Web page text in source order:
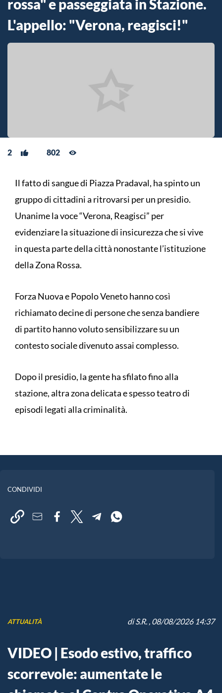
rossa" e passeggiata in Stazione.
L'appello: "Verona, reagisci!"
2 802
Il fatto di sangue di Piazza Pradaval, ha spinto un
gruppo di cittadini a ritrovarsi per un presidio.
Unanime la voce “Verona, Reagisci” per
evidenziare la situazione di insicurezza che si vive
in questa parte della città nonostante l’istituzione
della Zona Rossa.
Forza Nuova e Popolo Veneto hanno così
richiamato decine di persone che senza bandiere
di partito hanno voluto sensibilizzare su un
contesto sociale divenuto assai complesso.
Dopo il presidio, la gente ha sfilato fino alla
stazione, altra zona delicata e spesso teatro di
episodi legati alla criminalità.
CONDIVIDI
ATTUALITÀ diS.R. , 08/08/2026 14:37
VIDEO | Esodo estivo, traffico
scorrevole: aumentate le